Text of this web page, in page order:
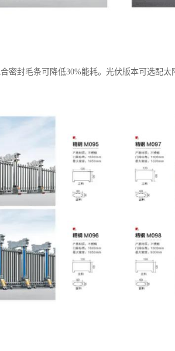
密封毛条可降低30%能耗。光伏版本可选配